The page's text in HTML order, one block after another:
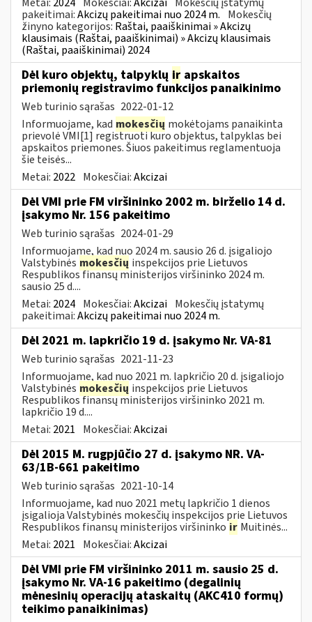
pakeitimai:Akcizų pakeitimai nuo 2024 m. Mokesčių
žinyno kategorijos: Raštai, paaiškinimai » Akcizų
klausimais (Raštai, paaiškinimai) » Akcizų klausimais
(Raštai, paaiškinimai) 2024
Dėl kuro objektų, talpyklų ir apskaitos
priemonių registravimo funkcijos panaikinimo
Web turinio sąrašas 2022-01-12
Informuojame, kad mokesčių mokėtojams panaikinta
prievolė VMI[1] registruoti kuro objektus, talpyklas bei
apskaitos priemones. Šiuos pakeitimus reglamentuoja
šie teisės...
Metai: 2022 Mokesčiai:Akcizai
Dėl VMI prie FM viršininko 2002 m. birželio 14 d.
įsakymo Nr. 156 pakeitimo
Web turinio sąrašas 2024-01-29
Informuojame, kad nuo 2024 m. sausio 26 d. įsigaliojo
Valstybinės mokesčių inspekcijos prie Lietuvos
Respublikos finansų ministerijos viršininko 2024 m.
sausio 25 d....
Metai: 2024 Mokesčiai:Akcizai Mokesčių įstatymų
pakeitimai:Akcizų pakeitimai nuo 2024 m.
Dėl 2021 m. lapkričio 19 d. įsakymo Nr. VA-81
Web turinio sąrašas 2021-11-23
Informuojame, kad nuo 2021 m. lapkričio 20 d. įsigaliojo
Valstybinės mokesčių inspekcijos prie Lietuvos
Respublikos finansų ministerijos viršininko 2021 m.
lapkričio 19 d....
Metai: 2021 Mokesčiai:Akcizai
Dėl 2015 M. rugpjūčio 27 d. įsakymo NR. VA-
63/1B-661 pakeitimo
Web turinio sąrašas 2021-10-14
Informuojame, kad nuo 2021 metų lapkričio 1 dienos
įsigalioja Valstybinės mokesčių inspekcijos prie Lietuvos
Respublikos finansų ministerijos viršininko ir Muitinės...
Metai: 2021 Mokesčiai:Akcizai
Dėl VMI prie FM viršininko 2011 m. sausio 25 d.
įsakymo Nr. VA-16 pakeitimo (degalinių
mėnesinių operacijų ataskaitų (AKC410 formų)
teikimo panaikinimas)